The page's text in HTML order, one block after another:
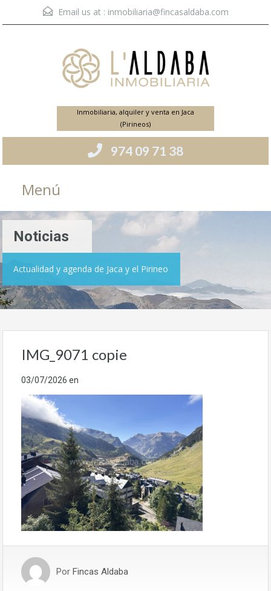
Email us at : inmobiliaria@fincasaldaba.com
Inmobiliaria, alquiler y venta en Jaca
(Pirineos)
974 09 71 38
Menú
Noticias
Actualidad y agenda de Jaca y el Pirineo
IMG_9071 copie
03/07/2026 en
Por Fincas Aldaba